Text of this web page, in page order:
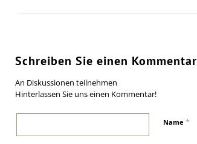
Schreiben Sie einen Kommentar
An Diskussionen teilnehmen
Hinterlassen Sie uns einen Kommentar!
Name *